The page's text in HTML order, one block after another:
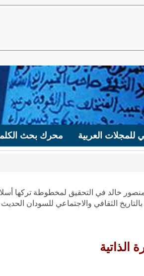
للمجلات العربية محرك بحث
منصور خالد في التحقيق لمخطوطة تركها
بالتاريخ الثقافي والاجتماعي للسودان
الذاتية